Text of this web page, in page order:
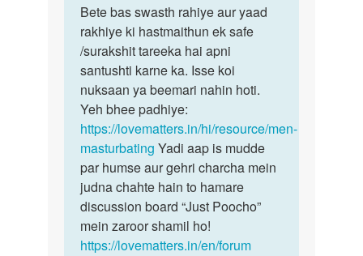
to
Muth
marte
hue
bhi
mota
ho…
by
shivam
Bete
bas
swasth
rahiye
aur…
Bete bas swasth rahiye aur yaad
rakhiye ki hastmaithun ek safe
/surakshit tareeka hai apni
santushti karne ka. Isse koi
nuksaan ya beemari nahin hoti.
Yeh bhee padhiye:
https://lovematters.in/hi/resource/men-
masturbating Yadi aap is mudde
par humse aur gehri charcha mein
judna chahte hain to hamare
discussion board “Just Poocho”
mein zaroor shamil ho!
https://lovematters.in/en/forum